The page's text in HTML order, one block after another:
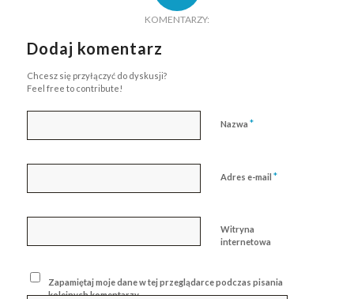
KOMENTARZY:
Dodaj komentarz
Chcesz się przyłączyć do dyskusji?
Feel free to contribute!
Nazwa *
Adres e-mail *
Witryna
internetowa
Zapamiętaj moje dane w tej przeglądarce podczas pisania
kolejnych komentarzy.